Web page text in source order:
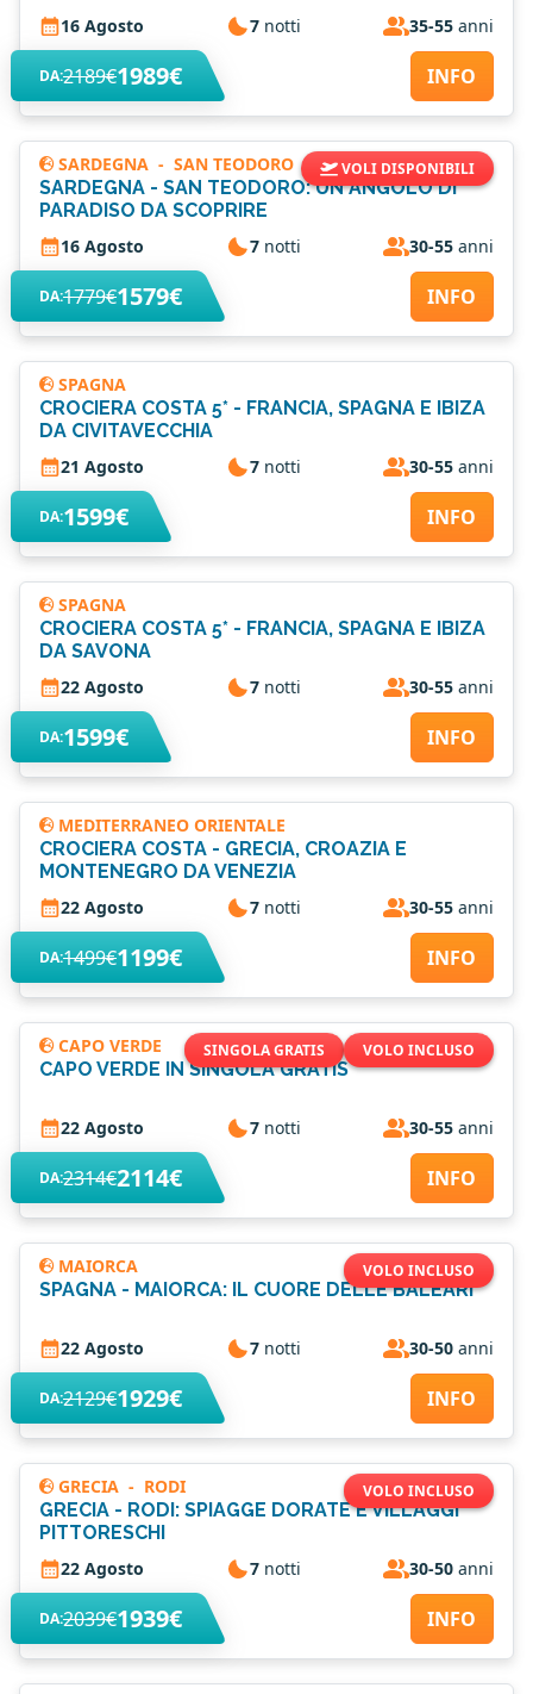
16 Agosto 7 notti 35-55 anni
DA:2189€1989€ INFO
VOLI DISPONIBILI
SARDEGNA - SAN TEODORO
SARDEGNA - SAN TEODORO: UN ANGOLO DI
PARADISO DA SCOPRIRE
16 Agosto
7 notti 30-55 anni
DA:1779€1579€ INFO
SPAGNA
CROCIERA COSTA 5* - FRANCIA, SPAGNA E IBIZA
DA CIVITAVECCHIA
21 Agosto
7 notti 30-55 anni
DA:1599€ INFO
SPAGNA
CROCIERA COSTA 5* - FRANCIA, SPAGNA E IBIZA
DA SAVONA
22 Agosto
7 notti 30-55 anni
DA:1599€ INFO
MEDITERRANEO ORIENTALE
CROCIERA COSTA - GRECIA, CROAZIA E
MONTENEGRO DA VENEZIA
22 Agosto
7 notti 30-55 anni
DA:1499€1199€ INFO
SINGOLA GRATIS VOLO INCLUSO
CAPO VERDE
CAPO VERDE IN SINGOLA GRATIS
22 Agosto 7 notti 30-55 anni
DA:2314€2114€ INFO
VOLO INCLUSO
MAIORCA
SPAGNA - MAIORCA: IL CUORE DELLE BALEARI
22 Agosto 7 notti 30-50 anni
DA:2129€1929€ INFO
VOLO INCLUSO
GRECIA - RODI
GRECIA - RODI: SPIAGGE DORATE E VILLAGGI
PITTORESCHI
22 Agosto
7 notti 30-50 anni
DA:2039€1939€ INFO